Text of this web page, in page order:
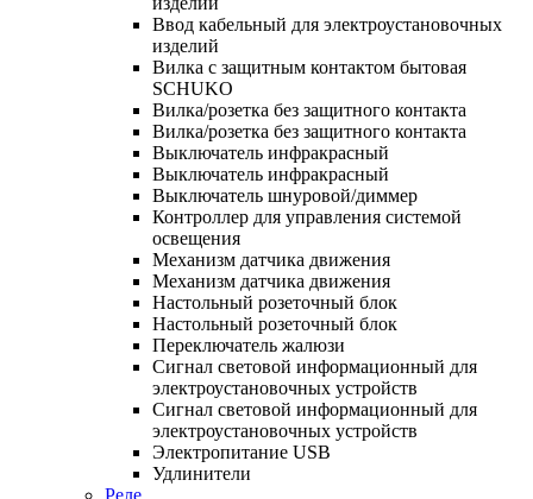
Ввод кабельный для электроустановочных
изделий
Вилка с защитным контактом бытовая
SCHUKO
Вилка/розетка без защитного контакта
Вилка/розетка без защитного контакта
Выключатель инфракрасный
Выключатель инфракрасный
Выключатель шнуровой/диммер
Контроллер для управления системой
освещения
Механизм датчика движения
Механизм датчика движения
Настольный розеточный блок
Настольный розеточный блок
Переключатель жалюзи
Сигнал световой информационный для
электроустановочных устройств
Сигнал световой информационный для
электроустановочных устройств
Электропитание USB
Удлинители
Реле